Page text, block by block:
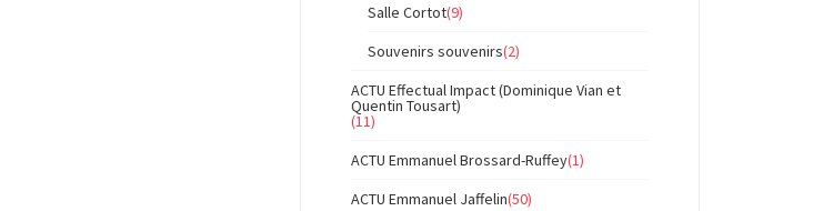
Salle Cortot(9)
Souvenirs souvenirs(2)
ACTU Effectual Impact (Dominique Vian et
Quentin Tousart)
(11)
ACTU Emmanuel Brossard-Ruffey(1)
ACTU Emmanuel Jaffelin(50)